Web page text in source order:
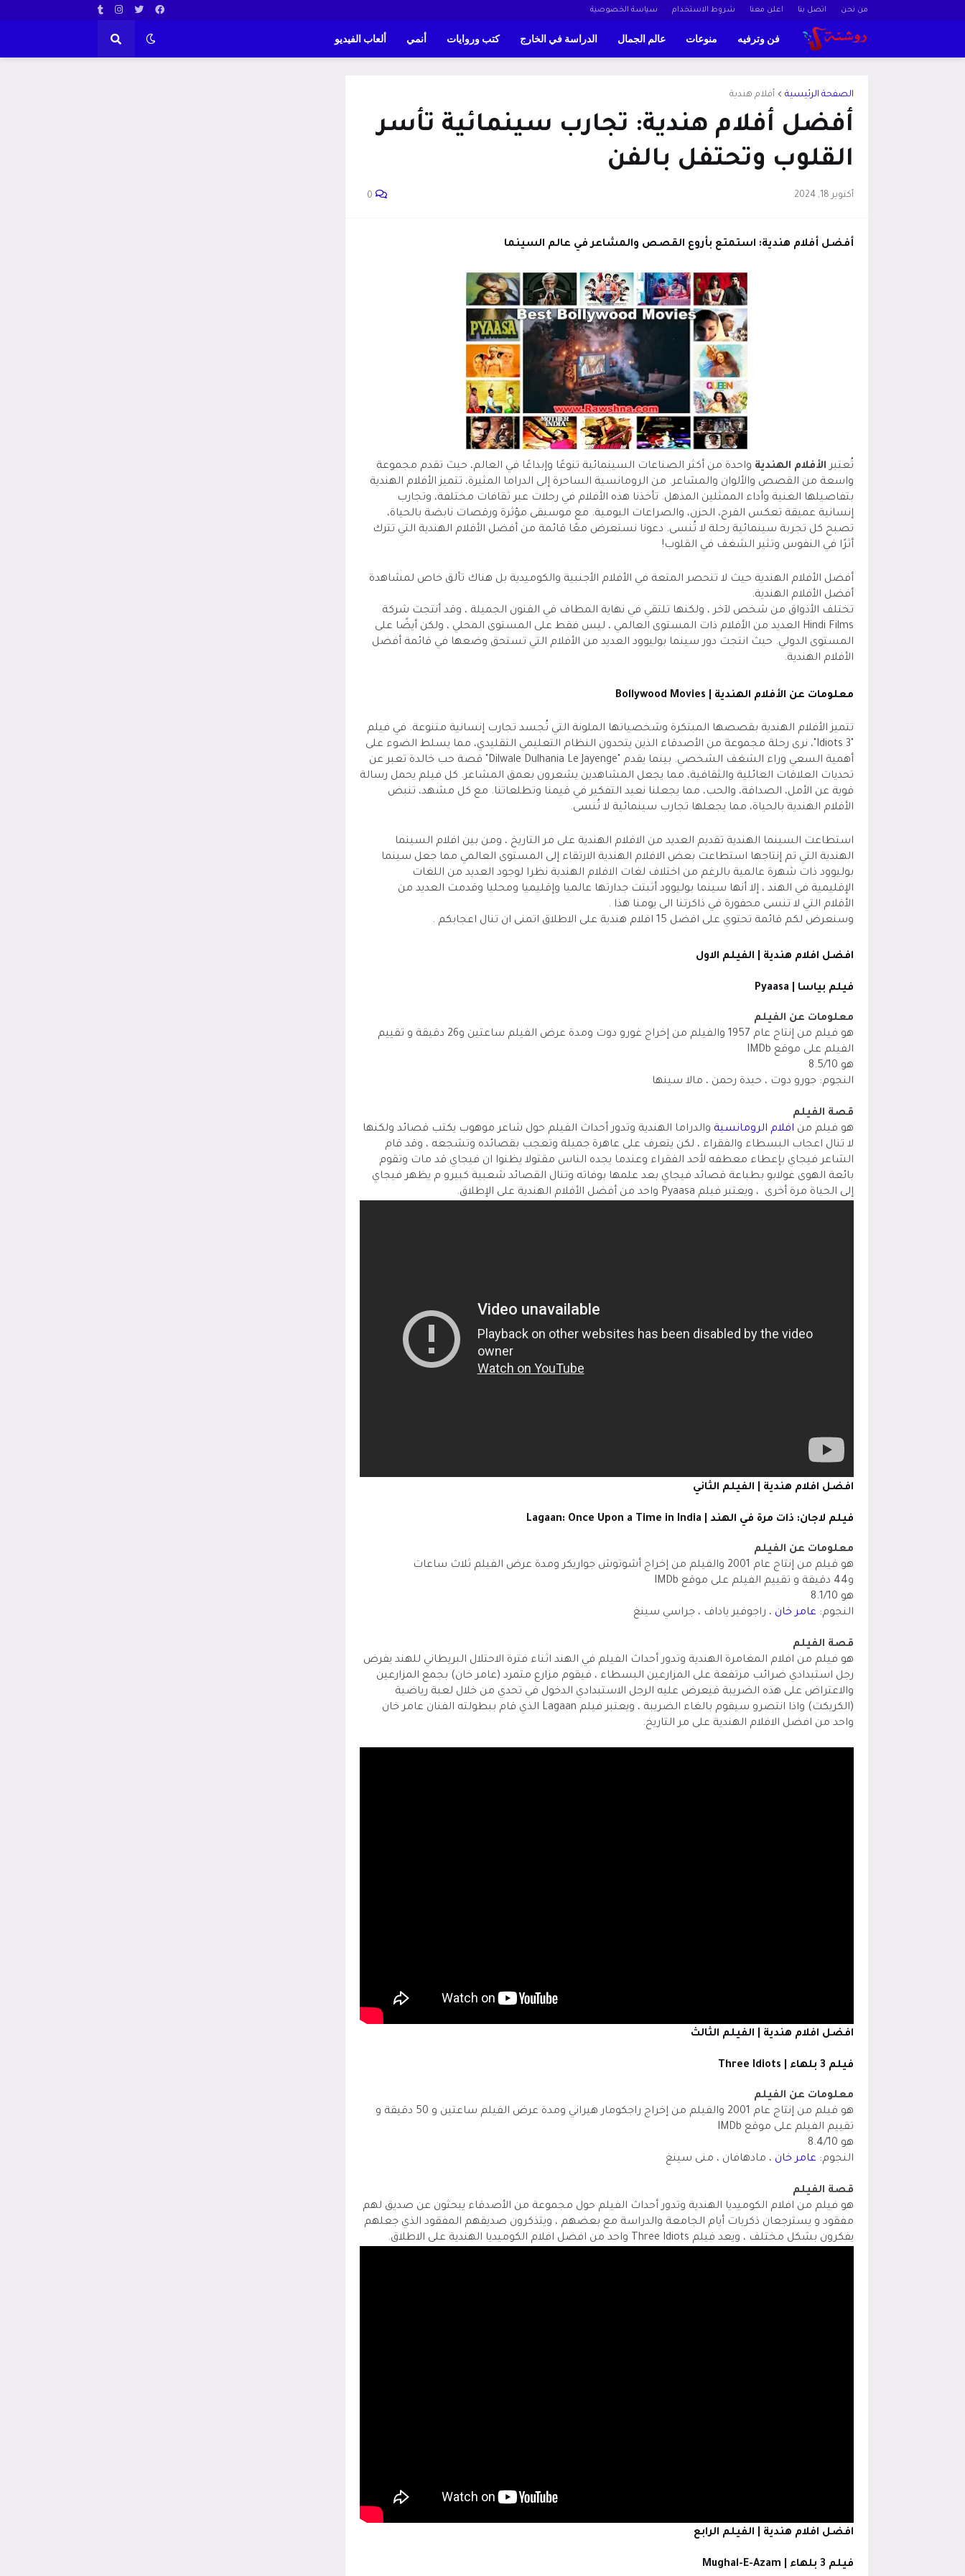
من نحن اتصل بنا اعلن معنا شروط الاستخدام سياسة الخصوصية
فن وترفيه منوعات عالم الجمال الدراسة في الخارج كتب وروايات أنمي ألعاب الفيديو
الصفحة الرئيسية أفلام هندية
أفضل أفلام هندية: تجارب سينمائية تأسر
القلوب وتحتفل بالفن
أكتوبر 18, 2024 0
أفضل أفلام هندية: استمتع بأروع القصص والمشاعر في عالم السينما
تُعتبر الأفلام الهندية واحدة من أكثر الصناعات السينمائية تنوعًا وإبداعًا في العالم، حيث تقدم مجموعة
واسعة من القصص والألوان والمشاعر. من الرومانسية الساحرة إلى الدراما المثيرة، تتميز الأفلام الهندية
بتفاصيلها الغنية وأداء الممثلين المذهل. تأخذنا هذه الأفلام في رحلات عبر ثقافات مختلفة، وتجارب
إنسانية عميقة تعكس الفرح، الحزن، والصراعات اليومية. مع موسيقى مؤثرة ورقصات نابضة بالحياة،
تصبح كل تجربة سينمائية رحلة لا تُنسى. دعونا نستعرض معًا قائمة من أفضل الأفلام الهندية التي تترك
أثرًا في النفوس وتثير الشغف في القلوب!
أفضل الأفلام الهندية حيث لا تنحصر المتعة في الأفلام الأجنبية والكوميدية بل هناك تألق خاص لمشاهدة
أفضل الأفلام الهندية.
تختلف الأذواق من شخص لآخر ، ولكنها تلتقي في نهاية المطاف في الفنون الجميلة ، وقد أنتجت شركة
Hindi Films العديد من الأفلام ذات المستوى العالمي ، ليس فقط على المستوى المحلي ، ولكن أيضًا على
المستوى الدولي. حيث انتجت دور سينما بوليوود العديد من الأفلام التي تستحق وضعها في قائمة أفضل
الأفلام الهندية.
معلومات عن الأفلام الهندية | Bollywood Movies
تتميز الأفلام الهندية بقصصها المبتكرة وشخصياتها الملونة التي تُجسد تجارب إنسانية متنوعة. في فيلم
"3 Idiots"، نرى رحلة مجموعة من الأصدقاء الذين يتحدون النظام التعليمي التقليدي، مما يسلط الضوء على
أهمية السعي وراء الشغف الشخصي. بينما يقدم "Dilwale Dulhania Le Jayenge" قصة حب خالدة تعبر عن
تحديات العلاقات العائلية والثقافية، مما يجعل المشاهدين يشعرون بعمق المشاعر. كل فيلم يحمل رسالة
قوية عن الأمل، الصداقة، والحب، مما يجعلنا نعيد التفكير في قيمنا وتطلعاتنا. مع كل مشهد، تنبض
الأفلام الهندية بالحياة، مما يجعلها تجارب سينمائية لا تُنسى.
استطاعت السينما الهندية تقديم العديد من الافلام الهندية على مر التاريخ ، ومن بين افلام السينما
الهندية التي تم إنتاجها استطاعت بعض الافلام الهندية الارتقاء إلى المستوى العالمي مما جعل سينما
بوليوود ذات شهرة عالمية بالرغم من اختلاف لغات الافلام الهندية نظرا لوجود العديد من اللغات
الإقليمية في الهند ، إلا أنها سينما بوليوود أثبتت جدارتها عالميا وإقليميا ومحليا وقدمت العديد من
الأفلام التي لا تنسى محفورة في ذاكرتنا الى يومنا هذا .
وسنعرض لكم قائمة تحتوي على افضل 15 افلام هندية على الاطلاق اتمنى ان تنال اعجابكم .
افضل افلام هندية | الفيلم الاول
فيلم بياسا | Pyaasa
معلومات عن الفيلم
هو فيلم من إنتاج عام 1957 والفيلم من إخراج غورو دوت ومدة عرض الفيلم ساعتين و26 دقيقة و تقييم
الفيلم على موقع IMDb
هو 8.5/10
النجوم: جورو دوت ، حيدة رحمن ، مالا سينها
قصة الفيلم
هو فيلم من افلام الرومانسية والدراما الهندية وتدور أحداث الفيلم حول شاعر موهوب يكتب قصائد ولكنها
لا تنال اعجاب البسطاء والفقراء ، لكن يتعرف على عاهرة جميلة وتعجب بقصائده وتشجعه ، وقد قام
الشاعر فيجاي بإعطاء معطفه لأحد الفقراء وعندما يجده الناس مقتولا يظنوا ان فيجاي قد مات وتقوم
بائعة الهوى غولابو بطباعة قصائد فيجاي بعد علمها بوفاته وتنال القصائد شعبية كبيرو م يظهر فيجاي
إلى الحياة مرة أخرى ، ويعتبر فيلم Pyaasa واحد من أفضل الأفلام الهندية على الإطلاق.
افضل افلام هندية | الفيلم الثاني
فيلم لاجان: ذات مرة في الهند | Lagaan: Once Upon a Time in India
معلومات عن الفيلم
هو فيلم من إنتاج عام 2001 والفيلم من إخراج أشوتوش جواريكر ومدة عرض الفيلم ثلاث ساعات
و44 دقيقة و تقييم الفيلم على موقع IMDb
هو 8.1/10
النجوم: عامر خان ، راجوفير ياداف ، جراسي سينغ
قصة الفيلم
هو فيلم من افلام المغامرة الهندية وتدور أحداث الفيلم في الهند اثناء فترة الاحتلال البريطاني للهند يفرض
رجل استبدادي ضرائب مرتفعة على المزارعين البسطاء ، فيقوم مزارع متمرد (عامر خان) بجمع المزارعين
والاعتراض على هذه الضريبة فيعرض عليه الرجل الاستبدادي الدخول في تحدي من خلال لعبة رياضية
(الكريكت) واذا انتصرو سيقوم بالغاء الضريبة ، ويعتبر فيلم Lagaan الذي قام ببطولته الفنان عامر خان
واحد من افضل الافلام الهندية على مر التاريخ.
افضل افلام هندية | الفيلم الثالث
فيلم 3 بلهاء | Three Idiots
معلومات عن الفيلم
هو فيلم من إنتاج عام 2001 والفيلم من إخراج راجكومار هيراني ومدة عرض الفيلم ساعتين و 50 دقيقة و
تقييم الفيلم على موقع IMDb
هو 8.4/10
النجوم: عامر خان ، مادهافان ، منى سينغ
قصة الفيلم
هو فيلم من افلام الكوميديا الهندية وتدور أحداث الفيلم حول مجموعة من الأصدقاء يبحثون عن صديق لهم
مفقود و يسترجعان ذكريات أيام الجامعة والدراسة مع بعضهم ، ويتذكرون صديقهم المفقود الذي جعلهم
يفكرون بشكل مختلف ، ويعد فيلم Three Idiots واحد من افضل افلام الكوميديا الهندية على الاطلاق.
افضل افلام هندية | الفيلم الرابع
فيلم 3 بلهاء | Mughal-E-Azam